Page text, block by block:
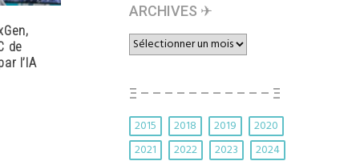
de
l’IA
ARCHIVES ✈︎
ARCHIVES
✈︎
Ξ – – – – – – – – – – – Ξ
2015 2018 2019
2020
2021
2022 2023
2024